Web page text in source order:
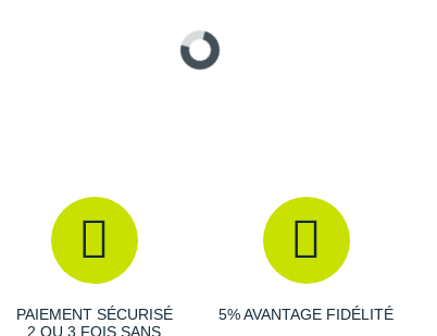
PAIEMENT SÉCURISÉ
2 OU 3 FOIS SANS
5% AVANTAGE FIDÉLITÉ